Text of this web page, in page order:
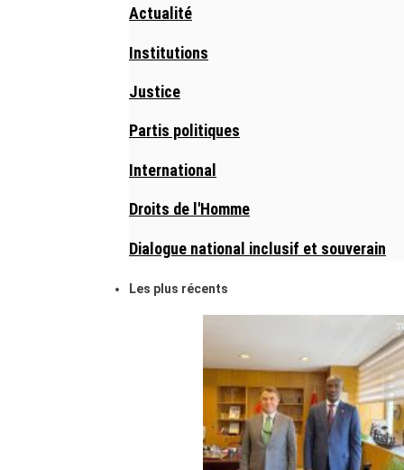
Actualité
Institutions
Justice
Partis politiques
International
Droits de l'Homme
Dialogue national inclusif et souverain
Les plus récents